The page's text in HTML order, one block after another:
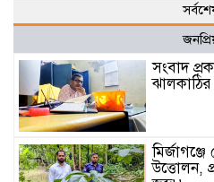
সংবাদ
উত্তোলন,